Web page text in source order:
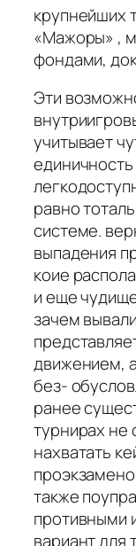
крупнейших
«Мажоры» ,
фондами,
Эти
учитывает
равно
системе.
выпадения
коие
и еще
зачем
движением,
без-
ранее
турнирах не
нахватать
также
противными
вариант для